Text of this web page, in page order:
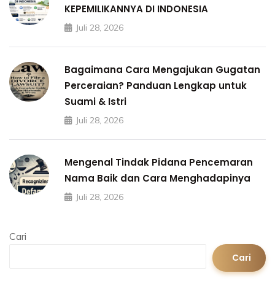
KEPEMILIKANNYA DI INDONESIA
Juli 28, 2026
Bagaimana Cara Mengajukan Gugatan
Perceraian? Panduan Lengkap untuk
Suami & Istri
Juli 28, 2026
Mengenal Tindak Pidana Pencemaran
Nama Baik dan Cara Menghadapinya
Juli 28, 2026
Cari
Cari